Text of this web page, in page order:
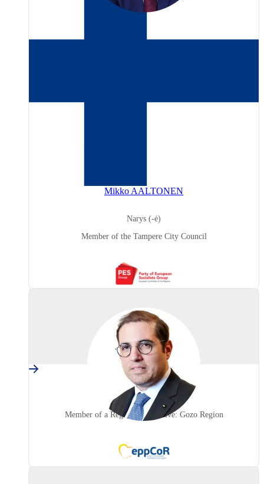
Mikko AALTONEN
Narys (-ė)
Member of the Tampere City Council
(Party
of
Samuel AZZOPARDI
Narys (-ė)
Member of a Regional Executive: Gozo Region
(European